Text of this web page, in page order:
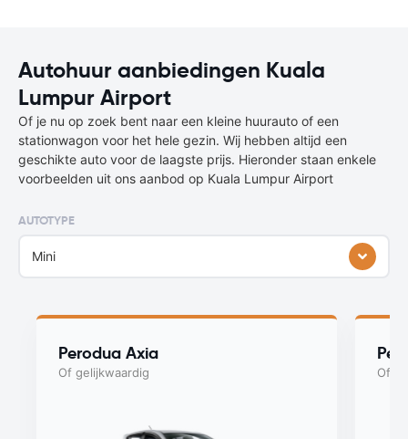
Autohuur aanbiedingen Kuala
Lumpur Airport
Of je nu op zoek bent naar een kleine huurauto of een
stationwagon voor het hele gezin. Wij hebben altijd een
geschikte auto voor de laagste prijs. Hieronder staan enkele
voorbeelden uit ons aanbod op Kuala Lumpur Airport
AUTOTYPE
Mini
Perodua Axia
Of gelijkwaardig Of